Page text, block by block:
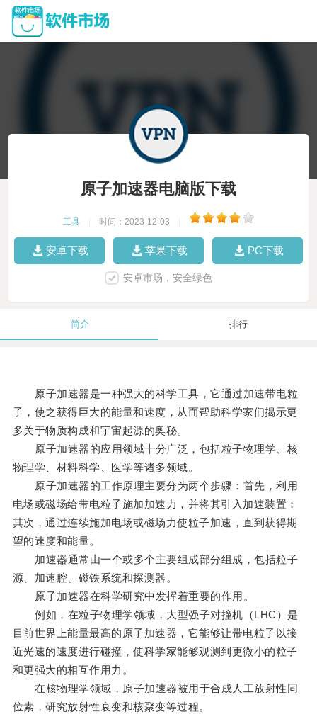
原子加速器电脑版下载
工具 时间：2023-12-03
安卓下载 苹果下载 PC下载
安卓市场，安全绿色
简介 排行
原子加速器是一种强大的科学工具，它通过加速带电粒
子，使之获得巨大的能量和速度，从而帮助科学家们揭示更
多关于物质构成和宇宙起源的奥秘。
原子加速器的应用领域十分广泛，包括粒子物理学、核
物理学、材料科学、医学等诸多领域。
原子加速器的工作原理主要分为两个步骤：首先，利用
电场或磁场给带电粒子施加加速力，并将其引入加速装置；
其次，通过连续施加电场或磁场力使粒子加速，直到获得期
望的速度和能量。
加速器通常由一个或多个主要组成部分组成，包括粒子
源、加速腔、磁铁系统和探测器。
原子加速器在科学研究中发挥着重要的作用。
例如，在粒子物理学领域，大型强子对撞机（LHC）是
目前世界上能量最高的原子加速器，它能够让带电粒子以接
近光速的速度进行碰撞，使科学家能够观测到更微小的粒子
和更强大的相互作用力。
在核物理学领域，原子加速器被用于合成人工放射性同
位素，研究放射性衰变和核聚变等过程。